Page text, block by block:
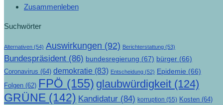
Zusammenleben
Suchwörter
Alternativen (54) Auswirkungen (92) Berichterstattung (53)
Bundespräsident (86) bundesregierung (67) bürger (66)
Coronavirus (64) demokratie (83) Entscheidung (52) Epidemie (66)
Folgen (62) FPÖ (155) glaubwürdigkeit (124)
GRÜNE (142) Kandidatur (84) korruption (55) Kosten (64)